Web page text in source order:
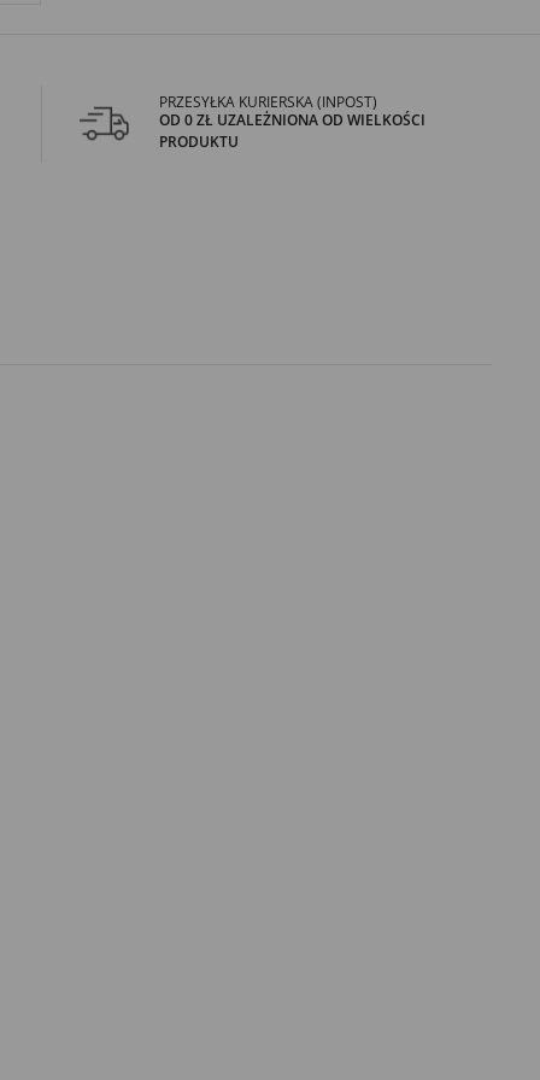
PRZESYŁKA KURIERSKA (INPOST)
OD 0 ZŁ UZALEŻNIONA OD WIELKOŚCI
PRODUKTU